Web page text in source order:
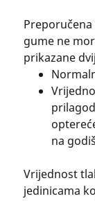
gume ne
prikazane
na
Vrijednost
jedinicama